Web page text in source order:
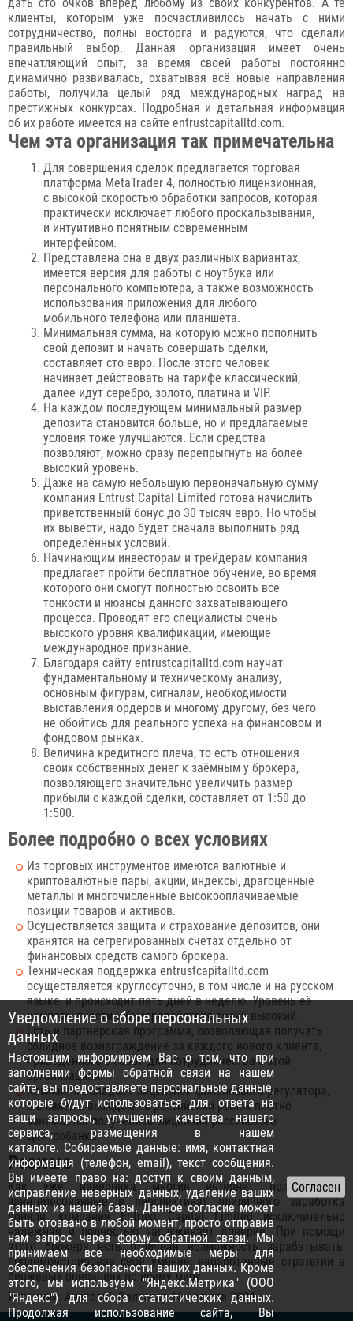
клиенты, которым уже посчастливилось начать с ними
сотрудничество, полны восторга и радуются, что сделали
правильный выбор. Данная организация имеет очень
впечатляющий опыт, за время своей работы постоянно
динамично развивалась, охватывая всё новые направления
работы, получила целый ряд международных наград на
престижных конкурсах. Подробная и детальная информация
об их работе имеется на сайте entrustcapitalltd.com.
Чем эта организация так примечательна
Для совершения сделок предлагается торговая
платформа MetaTrader 4, полностью лицензионная,
с высокой скоростью обработки запросов, которая
практически исключает любого проскальзывания,
и интуитивно понятным современным
интерфейсом.
Представлена она в двух различных вариантах,
имеется версия для работы с ноутбука или
персонального компьютера, а также возможность
использования приложения для любого
мобильного телефона или планшета.
Минимальная сумма, на которую можно пополнить
свой депозит и начать совершать сделки,
составляет сто евро. После этого человек
начинает действовать на тарифе классический,
далее идут серебро, золото, платина и VIP.
На каждом последующем минимальный размер
депозита становится больше, но и предлагаемые
условия тоже улучшаются. Если средства
позволяют, можно сразу перепрыгнуть на более
высокий уровень.
Даже на самую небольшую первоначальную сумму
компания Entrust Capital Limited готова начислить
приветственный бонус до 30 тысяч евро. Но чтобы
их вывести, надо будет сначала выполнить ряд
определённых условий.
Начинающим инвесторам и трейдерам компания
предлагает пройти бесплатное обучение, во время
которого они смогут полностью освоить все
тонкости и нюансы данного захватывающего
процесса. Проводят его специалисты очень
высокого уровня квалификации, имеющие
международное признание.
Благодаря сайту entrustcapitalltd.com научат
фундаментальному и техническому анализу,
основным фигурам, сигналам, необходимости
выставления ордеров и многому другому, без чего
не обойтись для реального успеха на финансовом и
фондовом рынках.
Величина кредитного плеча, то есть отношения
своих собственных денег к заёмным у брокера,
позволяющего значительно увеличить размер
прибыли с каждой сделки, составляет от 1:50 до
1:500.
Более подробно о всех условиях
Из торговых инструментов имеются валютные и
криптовалютные пары, акции, индексы, драгоценные
металлы и многочисленные высокооплачиваемые
позиции товаров и активов.
Осуществляется защита и страхование депозитов, они
хранятся на сегрегированных счетах отдельно от
финансовых средств самого брокера.
Техническая поддержка entrustcapitalltd.com
осуществляется круглосуточно, в том числе и на русском
языке, и происходит пять дней в неделю. Уровень её
компетентности и быстродействия очень высокий.
Есть и партнерская программа, позволяющая получать
солидное вознаграждение за каждого нового клиента,
приведённого с собой для сотрудничества с этой
организацией.
Компания обладает лицензией финансового регулятора,
а в связи с выходом на российский рынок плотно
занимается получением лицензии российского
Центробанка.
Резюме
Как уже наверняка многие интернет пользователи,
заинтересованные в перспективах приличного заработка
поняли, компания Entrust Capital Limited исключительно
надёжная и полностью заслуживает доверия. При помощи
этого брокера есть отличная возможность зарабатывать,
продемонстрировав своё умение, наработанные стратегии в
биржевых операциях по всему миру.
Источник: Анатолий Валтасар 16 августа 2024
Уведомление о сборе персональных
данных
Настоящим информируем Вас о том, что при
заполнении формы обратной связи на нашем
сайте, вы предоставляете персональные данные,
которые будут использоваться для: ответа на
ваши запросы, улучшения качества нашего
сервиса, размещения в нашем
каталоге. Собираемые данные: имя, контактная
информация (телефон, email), текст сообщения.
Вы имеете право на: доступ к своим данным,
исправление неверных данных, удаление ваших
данных из нашей базы. Данное согласие может
быть отозвано в любой момент, просто отправив
нам запрос черезформу обратной связи. Мы
принимаем все необходимые меры для
обеспечения безопасности ваших данных. Кроме
этого, мы используем "Яндекс.Метрика" (ООО
"Яндекс") для сбора статистических данных.
Продолжая использование сайта, Вы